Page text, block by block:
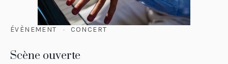
ÉVÈNEMENT CONCERT
Scène ouverte